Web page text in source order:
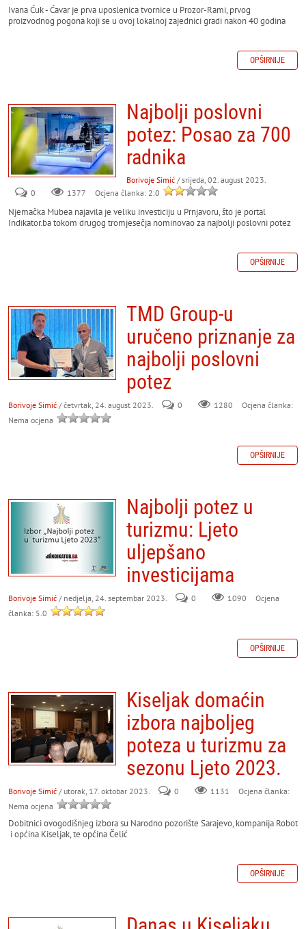
Ivana Ćuk - Ćavar je prva uposlenica tvornice u Prozor-Rami, prvog
proizvodnog pogona koji se u ovoj lokalnoj zajednici gradi nakon 40 godina
OPŠIRNIJE
Najbolji poslovni
potez: Posao za 700
radnika
Borivoje Simić / srijeda, 02. august 2023.
0
1377 Ocjena članka: 2.0
Njemačka Mubea najavila je veliku investiciju u Prnjavoru, što je portal
Indikator.ba tokom drugog tromjesečja nominovao za najbolji poslovni potez
OPŠIRNIJE
TMD Group-u
uručeno priznanje za
najbolji poslovni
potez
Borivoje Simić / četvrtak, 24. august 2023. 0 1280
Ocjena članka:
Nema ocjena
OPŠIRNIJE
Najbolji potez u
turizmu: Ljeto
uljepšano
investicijama
Borivoje Simić / nedjelja, 24. septembar 2023. 0 1090
Ocjena
članka: 5.0
OPŠIRNIJE
Kiseljak domaćin
izbora najboljeg
poteza u turizmu za
sezonu Ljeto 2023.
Borivoje Simić / utorak, 17. oktobar 2023. 0 1131
Ocjena članka:
Nema ocjena
Dobitnici ovogodišnjeg izbora su Narodno pozorište Sarajevo, kompanija Robot
i općina Kiseljak, te općina Čelić
OPŠIRNIJE